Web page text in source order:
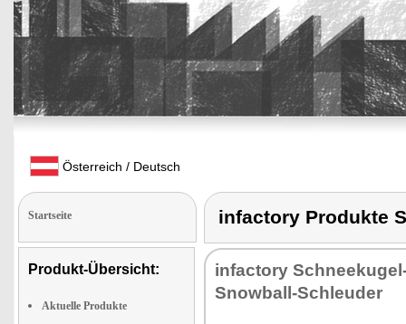
Österreich / Deutsch
Startseite
Produkt-Übersicht:
Aktuelle Produkte
infactory Produkte
infactory
Snowball-Schleuder